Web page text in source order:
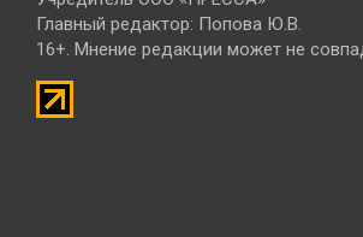
Главный редактор: Попова Ю.В.
16+. Мнение редакции может не